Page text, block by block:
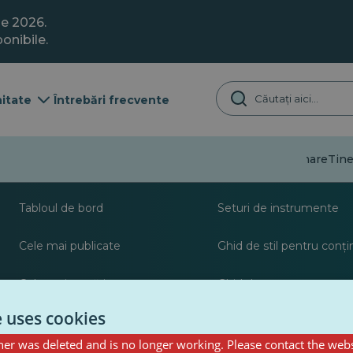
2026.
Întrebări frecvente
Dezinformare
Tabloul de bord
Cele mai publicate
Cele mai urmărite
Seturi de instrumente
Ghid de stil pentru
Ghid de postare pentru
cookies
was deleted and is no longer working. Please contact the